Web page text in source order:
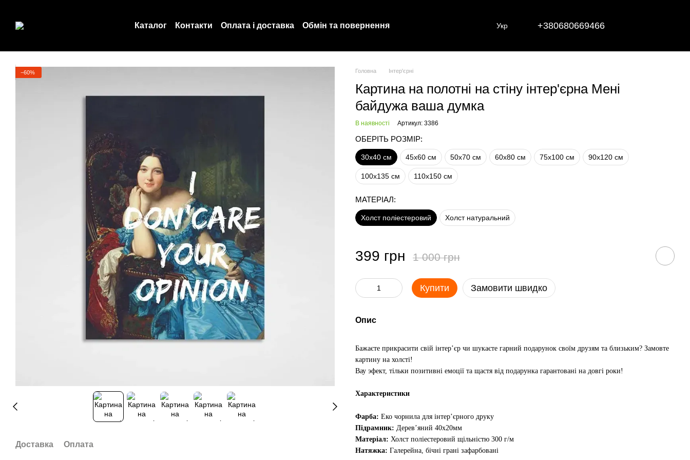
Каталог Контакти Оплата і доставка
Обмін та повернення
Укр +380680669466
−60%
Доставка Оплата
Головна Інтер'єрні
Картина на полотні на стіну інтер'єрна Мені
байдужа ваша думка
В наявності Артикул: 3386
ОБЕРІТЬ РОЗМІР:
30х40 см 45х60 см 50х70 см 60х80 см 75х100 см 90х120 см
100х135 см 110х150 см
МАТЕРІАЛ:
Холст поліестеровий Холст натуральний
399 грн 1 000 грн
Купити Замовити швидко
Опис
Бажаєте прикрасити свій інтер’єр чи шукаєте гарний подарунок своїм друзям та близьким? Замовте
картину на холсті!
Вау эфект, тільки позитивні емоції та щастя від подарунка гарантовані на довгі роки!
Характеристики
Фарба: Еко чорнила для інтер’єрного друку
Підрамник: Дерев’яний 40х20мм
Матеріал: Холст поліестеровий щільністю 300 г/м
Натяжка: Галерейна, бічні грані зафарбовані